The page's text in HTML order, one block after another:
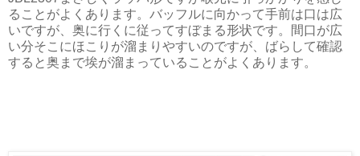
ることがよくあります。バッフルに向かって手前は口は広
いですが、奥に行くに従ってすぼまる形状です。間口が広
い分そこにほこりが溜まりやすいのですが、ばらして確認
すると奥まで埃が溜まっていることがよくあります。